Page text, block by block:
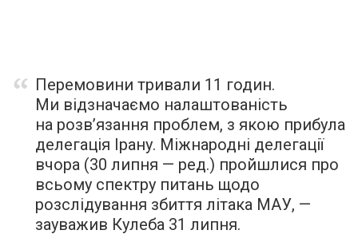
Перемовини тривали 11 годин.
Ми відзначаємо налаштованість
на розв’язання проблем, з якою прибула
делегація Ірану. Міжнародні делегації
вчора (30 липня — ред.) пройшлися про
всьому спектру питань щодо
розслідування збиття літака МАУ, —
зауважив Кулеба 31 липня.